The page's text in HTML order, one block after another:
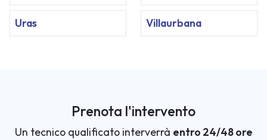
Uras Villaurbana
Prenota l'intervento
Un tecnico qualificato interverrà entro 24/48 ore